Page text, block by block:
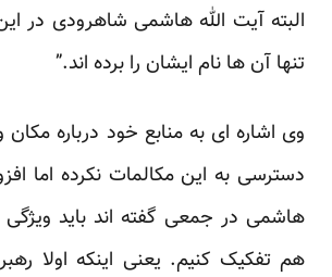
البته آیت الله هاشمی شاهرودی در
تنها آن ها نام ایشان را برده اند.”
وی اشاره ای به منابع خود درباره
دسترسی به این مکالمات نکرده اما
هاشمی در جمعی گفته اند باید ویژگی
هم تفکیک کنیم. یعنی اینکه اولا